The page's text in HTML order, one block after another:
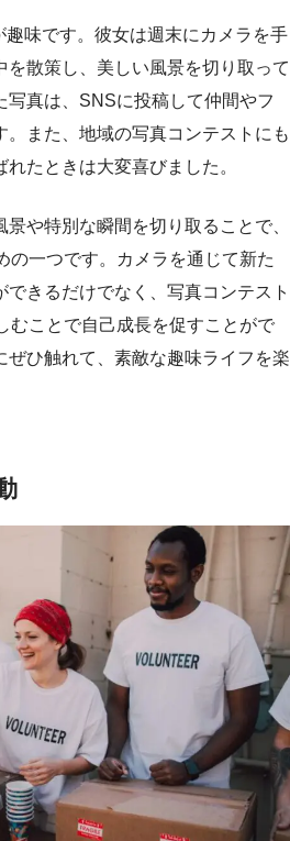
味です。彼女は週末にカメラを手
を散策し、美しい風景を切り取って
写真は、SNSに投稿して仲間やフ
。また、地域の写真コンテストにも
たときは大変喜びました。
や特別な瞬間を切り取ることで、
の一つです。カメラを通じて新た
きるだけでなく、写真コンテスト
むことで自己成長を促すことがで
ぜひ触れて、素敵な趣味ライフを楽